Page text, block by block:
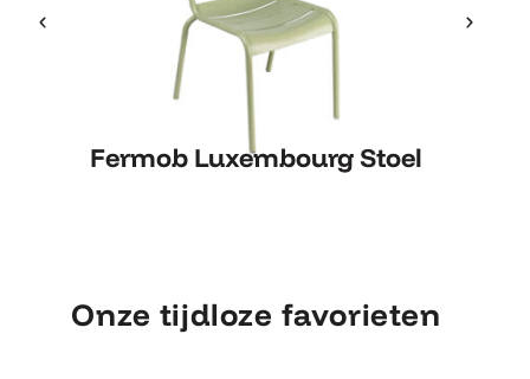
Fermob Luxembourg Stoel
Fermob Luxembourg Stoel
Onze tijdloze favorieten